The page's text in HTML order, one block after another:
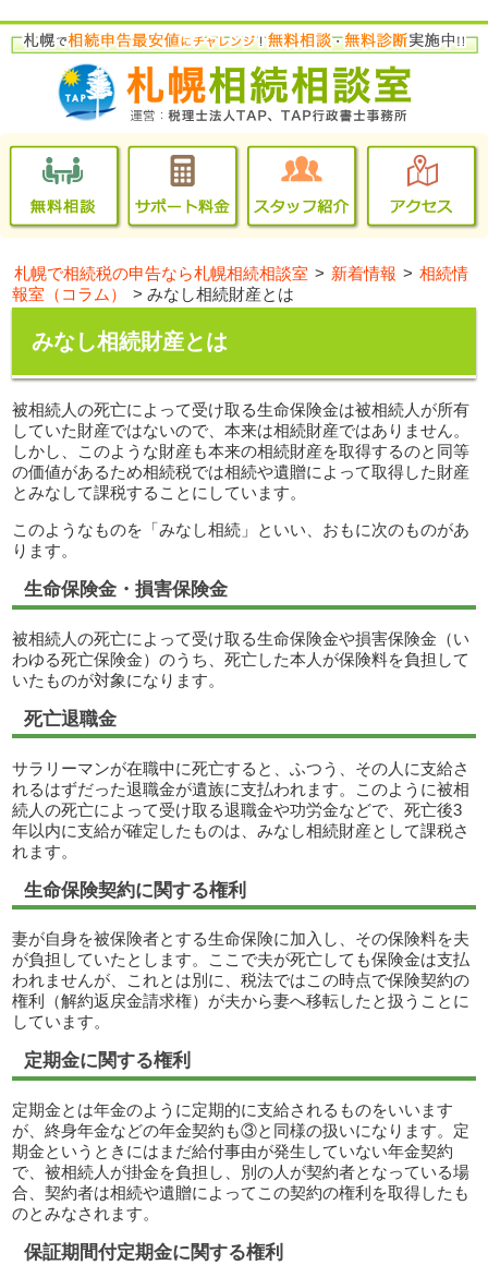
札幌で相続税の申告なら札幌相続相談室 > 新着情報 > 相続情
報室（コラム）
>みなし相続財産とは
みなし相続財産とは
被相続人の死亡によって受け取る生命保険金は被相続人が所有
していた財産ではないので、本来は相続財産ではありません。
しかし、このような財産も本来の相続財産を取得するのと同等
の価値があるため相続税では相続や遺贈によって取得した財産
とみなして課税することにしています。
このようなものを「みなし相続」といい、おもに次のものがあ
ります。
生命保険金・損害保険金
被相続人の死亡によって受け取る生命保険金や損害保険金（い
わゆる死亡保険金）のうち、死亡した本人が保険料を負担して
いたものが対象になります。
死亡退職金
サラリーマンが在職中に死亡すると、ふつう、その人に支給さ
れるはずだった退職金が遺族に支払われます。このように被相
続人の死亡によって受け取る退職金や功労金などで、死亡後3
年以内に支給が確定したものは、みなし相続財産として課税さ
れます。
生命保険契約に関する権利
妻が自身を被保険者とする生命保険に加入し、その保険料を夫
が負担していたとします。ここで夫が死亡しても保険金は支払
われませんが、これとは別に、税法ではこの時点で保険契約の
権利（解約返戻金請求権）が夫から妻へ移転したと扱うことに
しています。
定期金に関する権利
定期金とは年金のように定期的に支給されるものをいいます
が、終身年金などの年金契約も③と同様の扱いになります。定
期金というときにはまだ給付事由が発生していない年金契約
で、被相続人が掛金を負担し、別の人が契約者となっている場
合、契約者は相続や遺贈によってこの契約の権利を取得したも
のとみなされます。
保証期間付定期金に関する権利